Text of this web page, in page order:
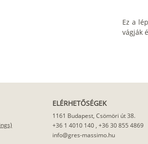
Ez a
vágják
ELÉRHETŐSÉGEK
1161 Budapest, Csömöri út 38.
+36 1 4010 140, +36 30 855 4869
info@gres-massimo.hu